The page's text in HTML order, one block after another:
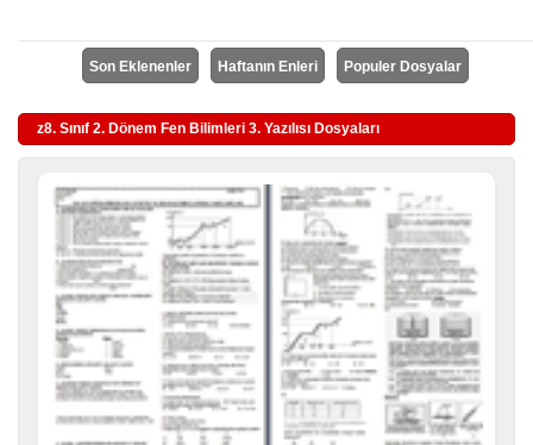
Son Eklenenler Haftanın Enleri Populer Dosyalar
z8. Sınıf 2. Dönem Fen Bilimleri 3. Yazılısı Dosyaları